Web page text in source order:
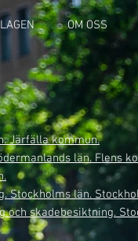
OM OSS
Järfälla kommun.
län. Flens
Stockholms län.
och skadebesiktning.